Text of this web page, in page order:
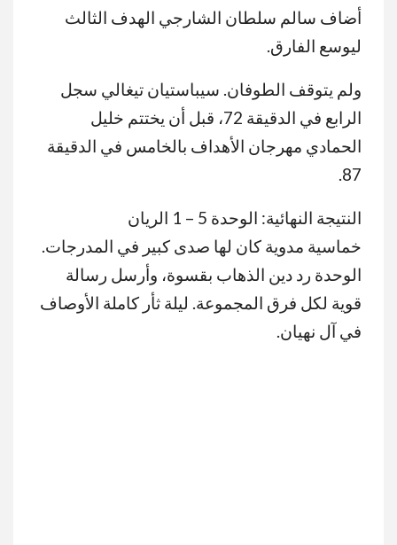
أضاف سالم سلطان الشارجي الهدف الثالث
ليوسع الفارق.
ولم يتوقف الطوفان. سيباستيان تيغالي سجل
الرابع في الدقيقة 72، قبل أن يختتم خليل
الحمادي مهرجان الأهداف بالخامس في الدقيقة
87.
النتيجة النهائية: الوحدة 5 – 1 الريان
خماسية مدوية كان لها صدى كبير في المدرجات.
الوحدة رد دين الذهاب بقسوة، وأرسل رسالة
قوية لكل فرق المجموعة. ليلة ثأر كاملة الأوصاف
في آل نهيان.